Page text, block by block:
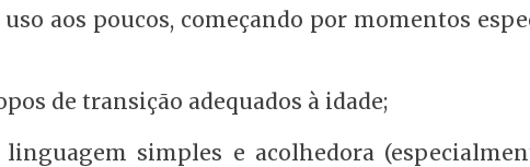
aos poucos, começando por momentos
de transição adequados à idade;
simples e acolhedora